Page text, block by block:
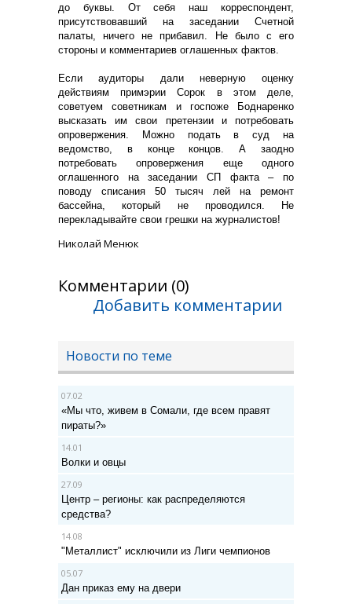
до буквы. От себя наш корреспондент,
присутствовавший на заседании Счетной
палаты, ничего не прибавил. Не было с его
стороны и комментариев оглашенных фактов.
Если аудиторы дали неверную оценку
действиям примэрии Сорок в этом деле,
советуем советникам и госпоже Боднаренко
высказать им свои претензии и потребовать
опровержения. Можно подать в суд на
ведомство, в конце концов. А заодно
потребовать опровержения еще одного
оглашенного на заседании СП факта – по
поводу списания 50 тысяч лей на ремонт
бассейна, который не проводился. Не
перекладывайте свои грешки на журналистов!
Николай Менюк
Комментарии (0)
Добавить комментарии
Новости по теме
07.02
«Мы что, живем в Сомали, где всем правят
пираты?»
14.01
Волки и овцы
27.09
Центр – регионы: как распределяются
средства?
14.08
"Металлист" исключили из Лиги чемпионов
05.07
Дан приказ ему на двери